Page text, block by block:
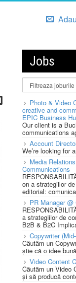
Jobs
Photo & Video
creative and
EPIC Business
Our client is a
communications
Account
We’re looking for
Media
Communications
on a strategiilor
editorial:
PR Manager
a strategiilor de
B2B & B2C
Copywriter
Căutăm un
știe că o idee
Video Content
Căutăm un Video
și să producă